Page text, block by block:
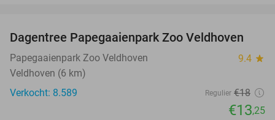
26%
Dagentree Papegaaienpark Zoo Veldhoven
Papegaaienpark Zoo Veldhoven 9.4 star
Veldhoven (6 km)
Verkocht: 8.589
Regulier €18
€13,25